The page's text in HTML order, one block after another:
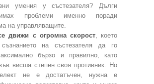
умения у състезателя? Дълги
проблеми именно поради
на управляващите.
движи с огромна скорост, което
съзнанието на състезателя да го
бързо и правилно, като
висша степен своя противник. Но
не е достатъчен, нужна е